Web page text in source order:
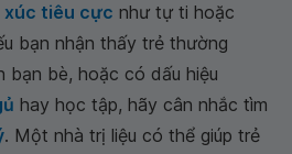
xúc tiêu cực như tự ti hoặc
bạn nhận thấy trẻ thường
bạn bè, hoặc có dấu hiệu
hay học tập, hãy cân nhắc tìm
. Một nhà trị liệu có thể giúp trẻ